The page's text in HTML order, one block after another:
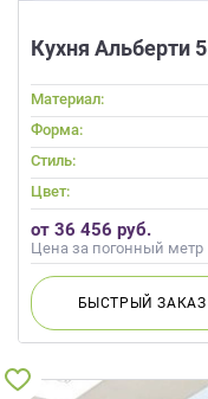
Кухня Альберти 5
Материал:
Форма:
Стиль:
Цвет:
от 36 456 руб.
Цена за погонный метр
БЫСТРЫЙЗАКАЗ